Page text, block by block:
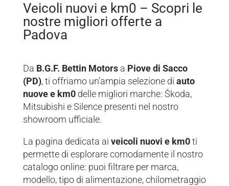
Veicoli nuovi e km0 – Scopri le
nostre migliori offerte a
Padova
Da B.G.F. Bettin Motorsa Piove di Sacco
(PD), ti offriamo un’ampia selezione di auto
nuove e km0delle migliori marche: Škoda,
Mitsubishi e Silence presenti nel nostro
showroom ufficiale.
La pagina dedicata ai veicoli nuovi e km0ti
permette di esplorare comodamente il nostro
catalogo online: puoi filtrare per marca,
modello, tipo di alimentazione, chilometraggio